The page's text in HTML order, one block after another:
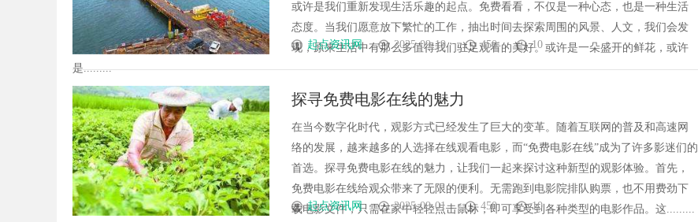
或许是我们重新发现生活乐趣的起点。免费看看，不仅是一种心态，也是一种生活
态度。当我们愿意放下繁忙的工作，抽出时间去探索周围的风景、人文，我们会发
现，原来生活中有那么多值得我们驻足观看的美好。或许是一朵盛开的鲜花，或许
是.........
起点资讯网 2025-09-19 450 10
探寻免费电影在线的魅力
在当今数字化时代，观影方式已经发生了巨大的变革。随着互联网的普及和高速网
络的发展，越来越多的人选择在线观看电影，而“免费电影在线”成为了许多影迷们的
首选。探寻免费电影在线的魅力，让我们一起来探讨这种新型的观影体验。首先，
免费电影在线给观众带来了无限的便利。无需跑到电影院排队购票，也不用费劲下
载电影文件，只需在家中轻轻点击鼠标，即可享受到各种类型的电影作品。这.........
起点资讯网 2025-09-01 450 10